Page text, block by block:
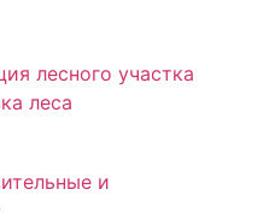
лесного участка
леса